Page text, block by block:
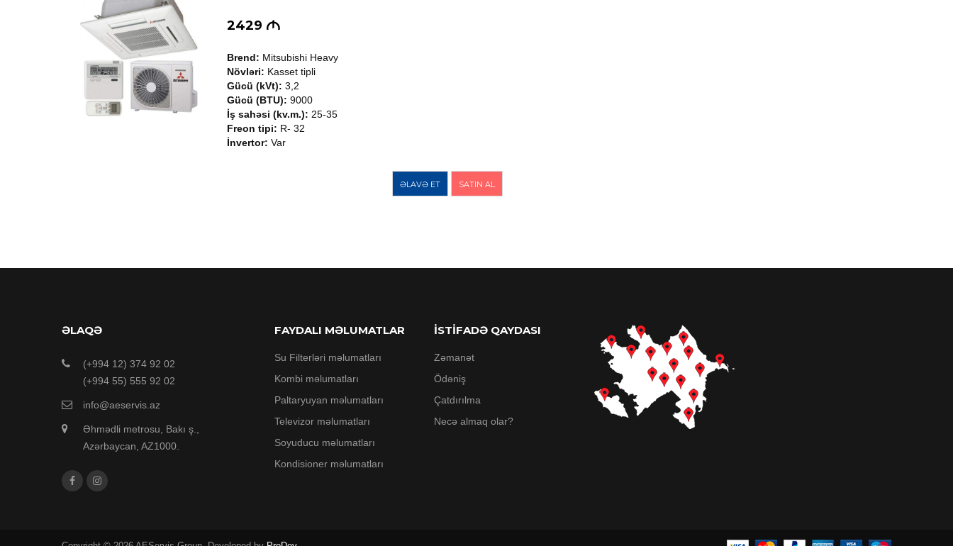
2429 M
Brend: Mitsubishi Heavy
Növləri: Kasset tipli
Gücü (kVt): 3,2
Gücü (BTU): 9000
İş sahəsi (kv.m.): 25-35
Freon tipi: R- 32
İnvertor: Var
ƏLAVƏ ET SATIN AL
ƏLAQƏ
(+994 12) 374 92 02
(+994 55) 555 92 02
info@aeservis.az
Əhmədli metrosu, Bakı ş.,
Azərbaycan, AZ1000.
FAYDALI MƏLUMATLAR
Su Filterləri məlumatları
Kombi məlumatları
Paltaryuyan məlumatları
Televizor məlumatları
Soyuducu məlumatları
Kondisioner məlumatları
İSTİFADƏ QAYDASI
Zəmanət
Ödəniş
Çatdırılma
Necə almaq olar?